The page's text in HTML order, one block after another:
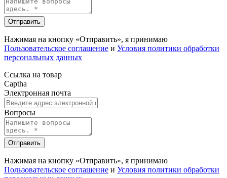
Отправить
Нажимая на кнопку «Отправить», я принимаю
Пользовательское соглашение и Условия политики обработки
персональных данных
Ссылка на товар
Captha
Электронная почта
Вопросы
Отправить
Нажимая на кнопку «Отправить», я принимаю
Пользовательское соглашение и Условия политики обработки